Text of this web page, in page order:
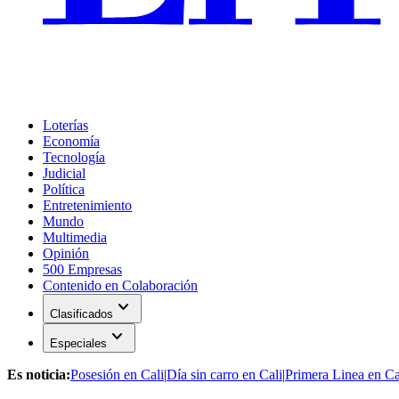
Loterías
Economía
Tecnología
Judicial
Política
Entretenimiento
Mundo
Multimedia
Opinión
500 Empresas
Contenido en Colaboración
Clasificados expand_more
Especiales expand_more
Es noticia:Posesión en Cali|Día sin carro en Cali|Primera Linea en